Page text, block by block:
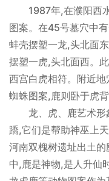
1987年,在濮阳西水
图案。在45号墓穴中
蚌壳摆塑一龙,头北面
摆塑一虎,头北面西。
西宫白虎相符。附近
蜘蛛图案,鹿则卧于虎背
龙、虎、鹿艺术形
蹻,它们是帮助神巫上
河南双槐树遗址出土
中,鹿是神物,是人升仙